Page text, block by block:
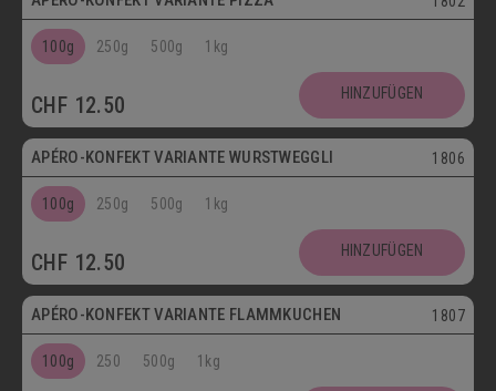
100g 250g 500g 1kg
CHF 12.50 HINZUFÜGEN
APÉRO-KONFEKT VARIANTE WURSTWEGGLI 1806
100g 250g 500g 1kg
CHF 12.50 HINZUFÜGEN
APÉRO-KONFEKT VARIANTE FLAMMKUCHEN 1807
100g 250 500g 1kg